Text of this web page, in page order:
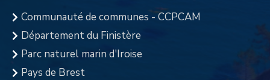
Communauté de communes - CCPCAM
Département du Finistère
Parc naturel marin d'Iroise
Pays de Brest